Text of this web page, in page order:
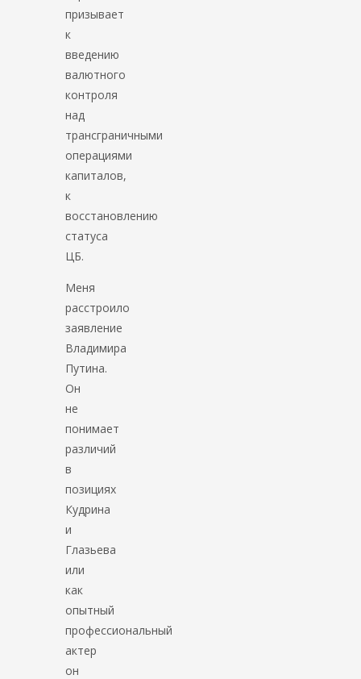
призывает
к
введению
валютного
контроля
над
трансграничными
операциями
капиталов,
к
восстановлению
статуса
ЦБ.
Меня
расстроило
заявление
Владимира
Путина.
Он
не
понимает
различий
в
позициях
Кудрина
и
Глазьева
или
как
опытный
профессиональный
актер
он